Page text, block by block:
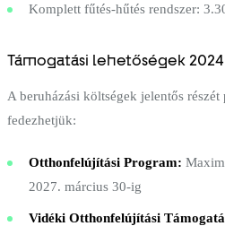
Komplett fűtés-hűtés rendszer:
Támogatási lehetőségek
A beruházási költségek jelentős
fedezhetjük:
Otthonfelújítási Program:
2027. március 30-ig
Vidéki Otthonfelújítási